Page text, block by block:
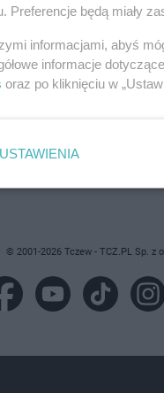
ogłoszenie nie
© 2001-2026 Tczew - TCZ.PL Sp. z
Preferencje będą miały
informacjami, abyś
informacje
oraz po kliknięciu w
USTAWIENIA